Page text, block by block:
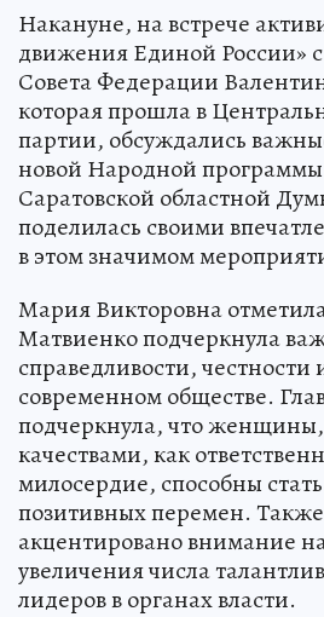
Накануне, на встрече
движения Единой России»
Совета Федерации
которая прошла в
партии, обсуждались
новой Народной
Саратовской областной
поделилась своими
в этом значимом
Мария Викторовна
Матвиенко подчеркнула
справедливости, честности
современном обществе.
подчеркнула, что
качествами, как
милосердие, способны
позитивных перемен.
акцентировано внимание
увеличения числа
лидеров в органах власти.